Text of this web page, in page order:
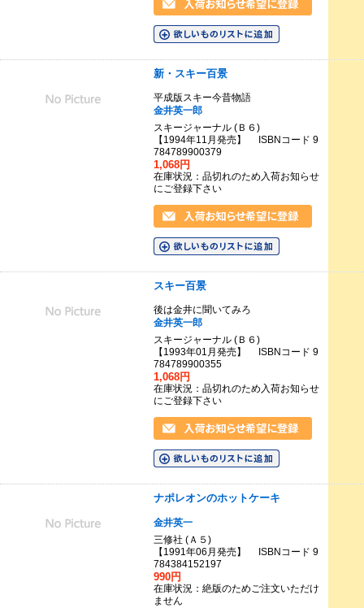
新・スキー百景
平成版スキー今昔物語
金井英一郎
スキージャーナル (Ｂ６)
【1994年11月発売】 ISBNコード 9
784789900379
1,068円
在庫状況：品切れのため入荷お知らせ
にご登録下さい
スキー百景
後は金井に聞いてみろ
金井英一郎
スキージャーナル (Ｂ６)
【1993年01月発売】 ISBNコード 9
784789900355
1,068円
在庫状況：品切れのため入荷お知らせ
にご登録下さい
ナポレオンのホットケーキ
金井英一
三修社 (Ａ５)
【1991年06月発売】 ISBNコード 9
784384152197
990円
在庫状況：絶版のためご注文いただけ
ません